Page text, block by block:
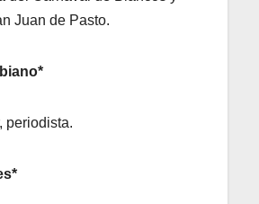
Juan de Pasto.
periodista.